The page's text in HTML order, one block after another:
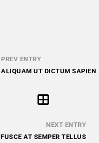
PREV ENTRY
ALIQUAM UT DICTUM SAPIEN
NEXT ENTRY
FUSCE AT SEMPER TELLUS